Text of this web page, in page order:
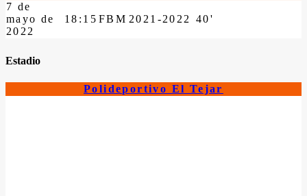
7 de
mayo de
2022
18:15 FBM 2021-2022 40'
Estadio
Polideportivo El Tejar